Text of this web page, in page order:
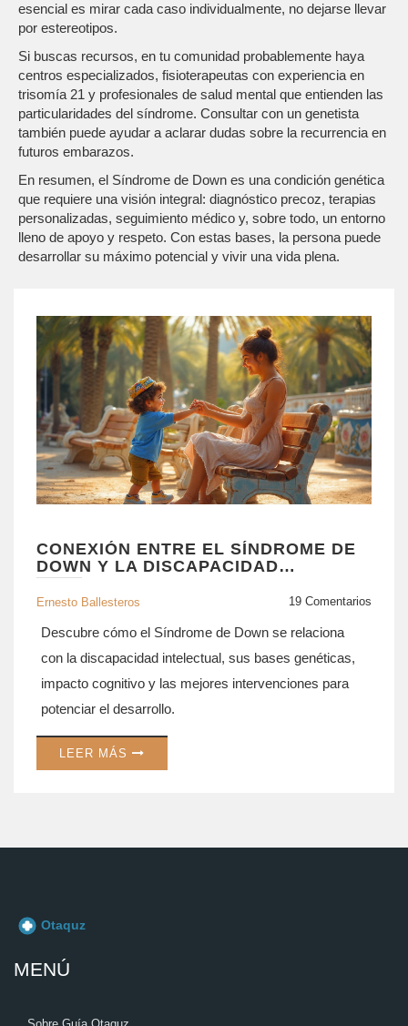
esencial es mirar cada caso individualmente, no dejarse llevar
por estereotipos.
Si buscas recursos, en tu comunidad probablemente haya
centros especializados, fisioterapeutas con experiencia en
trisomía 21 y profesionales de salud mental que entienden las
particularidades del síndrome. Consultar con un genetista
también puede ayudar a aclarar dudas sobre la recurrencia en
futuros embarazos.
En resumen, el Síndrome de Down es una condición genética
que requiere una visión integral: diagnóstico precoz, terapias
personalizadas, seguimiento médico y, sobre todo, un entorno
lleno de apoyo y respeto. Con estas bases, la persona puede
desarrollar su máximo potencial y vivir una vida plena.
CONEXIÓN ENTRE EL SÍNDROME DE
DOWN Y LA DISCAPACIDAD
INTELECTUAL: CAUSAS, IMPACTO Y
ESTRATEGIAS
Ernesto Ballesteros 19 Comentarios
Descubre cómo el Síndrome de Down se relaciona
con la discapacidad intelectual, sus bases genéticas,
impacto cognitivo y las mejores intervenciones para
potenciar el desarrollo.
LEER MÁS
MENÚ